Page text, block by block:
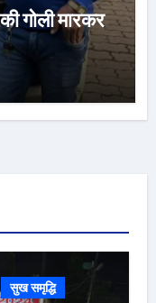
गोली मारकर
सुख समृद्धि